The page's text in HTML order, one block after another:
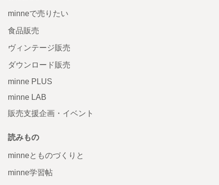
minneで売りたい
食品販売
ヴィンテージ販売
ダウンロード販売
minne PLUS
minne LAB
販売支援企画・イベント
読みもの
minneとものづくりと
minne学習帖